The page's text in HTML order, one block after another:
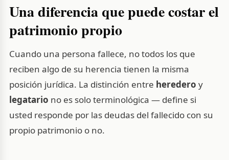
Una diferencia que puede costar el
patrimonio propio
Cuando una persona fallece, no todos los que
reciben algo de su herencia tienen la misma
posición jurídica. La distinción entre heredero y
legatario no es solo terminológica — define si
usted responde por las deudas del fallecido con su
propio patrimonio o no.